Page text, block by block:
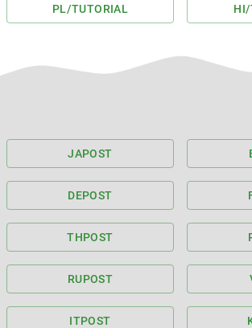
PL/TUTORIAL HI/
JAPOST
DEPOST
THPOST
RUPOST
ITPOST